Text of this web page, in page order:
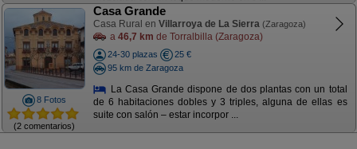
8 Fotos
(2 comentarios)
Casa Grande
Casa Rural en Villarroya de La Sierra (Zaragoza)
a 46,7 km de Torralbilla (Zaragoza)
24-30 plazas
25 €
95 km de Zaragoza
La Casa Grande dispone de dos plantas con un total
de 6 habitaciones dobles y 3 triples, alguna de ellas es
suite con salón – estar incorpor ...